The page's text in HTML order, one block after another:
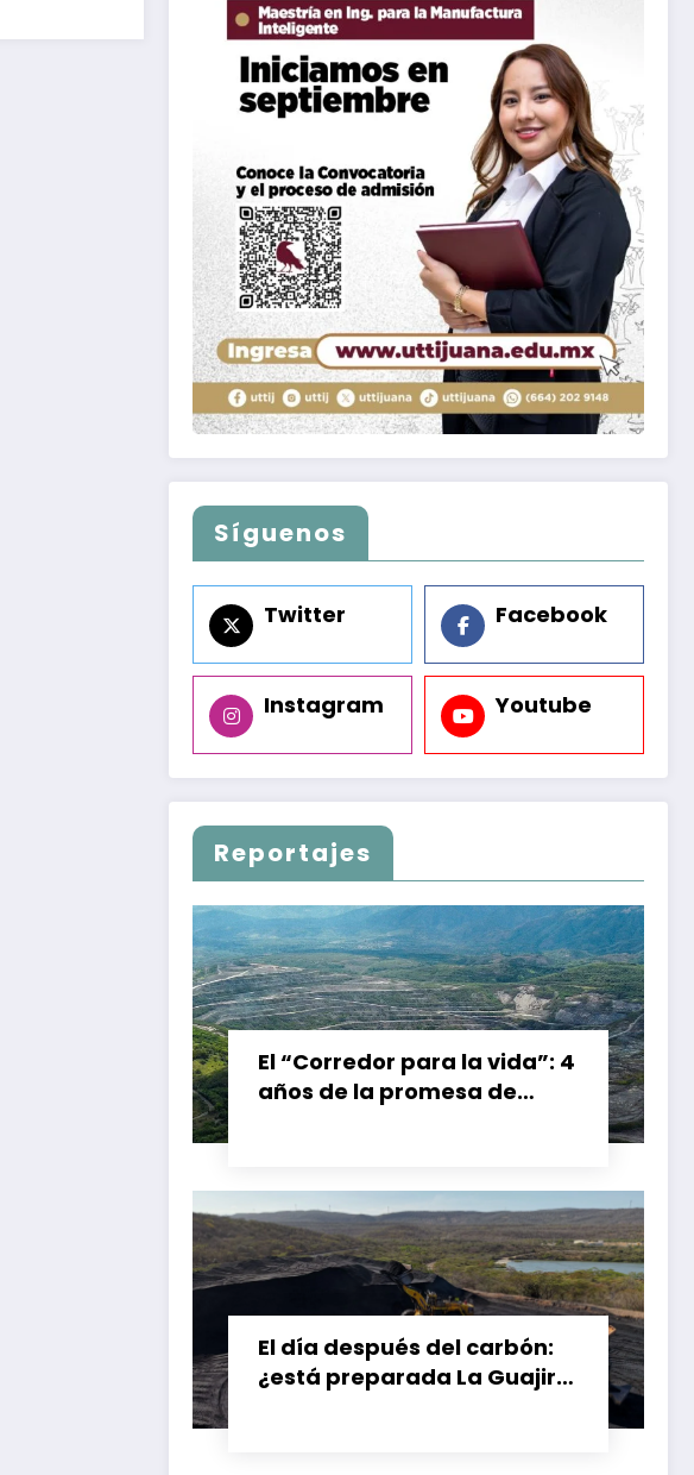
Síguenos
Twitter Facebook
Instagram Youtube
Reportajes
El “Corredor para la vida”: 4
años de la promesa de
El día después del carbón:
¿está preparada La Guajira